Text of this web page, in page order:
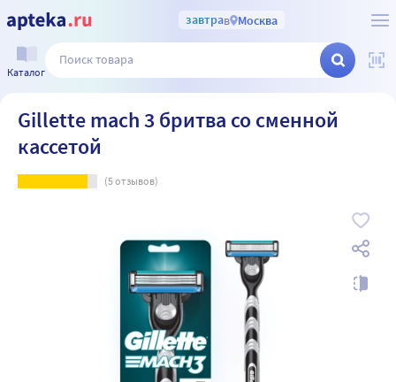
завтрав Москва
Каталог
Gillette mach 3 бритва со сменной
кассетой
(5отзывов)